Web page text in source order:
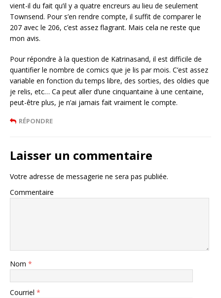
vient-il du fait qu’il y a quatre encreurs au lieu de seulement
Townsend. Pour s’en rendre compte, il suffit de comparer le
207 avec le 206, c’est assez flagrant. Mais cela ne reste que
mon avis.
Pour répondre à la question de Katrinasand, il est difficile de
quantifier le nombre de comics que je lis par mois. C’est assez
variable en fonction du temps libre, des sorties, des oldies que
je relis, etc… Ca peut aller d’une cinquantaine à une centaine,
peut-être plus, je n’ai jamais fait vraiment le compte.
RÉPONDRE
Laisser un commentaire
Votre adresse de messagerie ne sera pas publiée.
Commentaire
Nom *
Courriel *